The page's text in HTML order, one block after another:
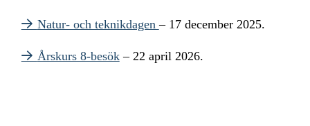
Natur- och teknikdagen– 17 december 2025.
Årskurs 8-besök– 22 april 2026.